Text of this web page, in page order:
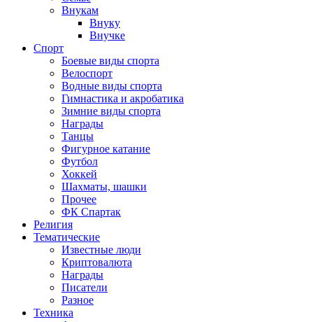
Внукам
Внуку
Внучке
Спорт
Боевые виды спорта
Велоспорт
Водные виды спорта
Гимнастика и акробатика
Зимние виды спорта
Награды
Танцы
Фигурное катание
Футбол
Хоккей
Шахматы, шашки
Прочее
ФК Спартак
Религия
Тематические
Известные люди
Криптовалюта
Награды
Писатели
Разное
Техника